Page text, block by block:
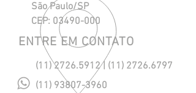
São Paulo/SP
CEP: 03490-000
ENTRE EM CONTATO
(11) 2726.5912| (11) 2726.6797
(11) 93807-3960